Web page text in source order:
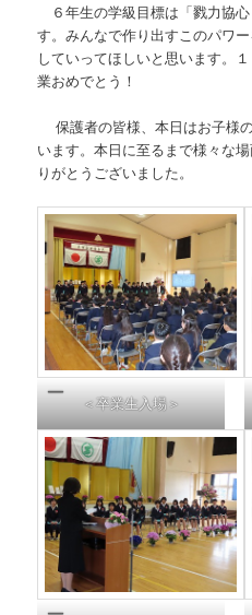
６年生の学級目標は「戮力協
す。みんなで作り出すこのパワ
していってほしいと思います。
業おめでとう！
保護者の皆様、本日はお子様
います。本日に至るまで様々な
りがとうございました。
＜卒業生入場＞